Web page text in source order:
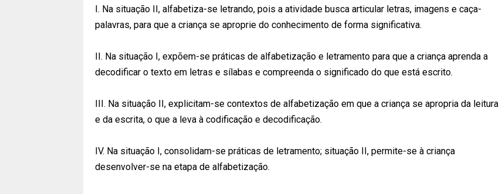
I. Na situação II, alfabetiza-se letrando, pois a atividade busca articular letras, imagens e caça-
palavras, para que a criança se aproprie do conhecimento de forma significativa.
II. Na situação I, expõem-se práticas de alfabetização e letramento para que a criança aprenda a
decodificar o texto em letras e sílabas e compreenda o significado do que está escrito.
III. Na situação II, explicitam-se contextos de alfabetização em que a criança se apropria da leitura
e da escrita, o que a leva à codificação e decodificação.
IV. Na situação I, consolidam-se práticas de letramento; situação II, permite-se à criança
desenvolver-se na etapa de alfabetização.